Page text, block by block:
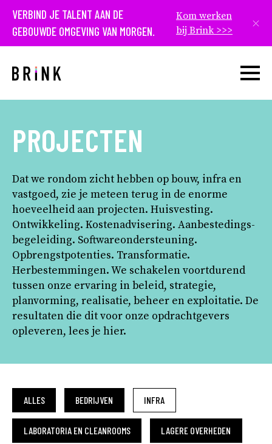
VERBIND JE TALENT AAN DE
GEBOUWDE OMGEVING VAN MORGEN.
Kom werken
bij Brink >>>
Open
PROJECTEN
Dat we rondom zicht hebben op bouw, infra en
vastgoed, zie je meteen terug in de enorme
hoeveelheid aan projecten. Huisvesting.
Ontwikkeling. Kostenadvisering. Aanbestedings­
begeleiding. Softwareondersteuning.
Opbrengstpotenties. Transformatie.
Herbestemmingen. We schakelen voortdurend
tussen onze ervaring in beleid, strategie,
planvorming, realisatie, beheer en exploitatie. De
resultaten die dit voor onze opdrachtgevers
opleveren, lees je hier.
ALLES BEDRIJVEN INFRA
LABORATORIA EN CLEANROOMS LAGERE OVERHEDEN